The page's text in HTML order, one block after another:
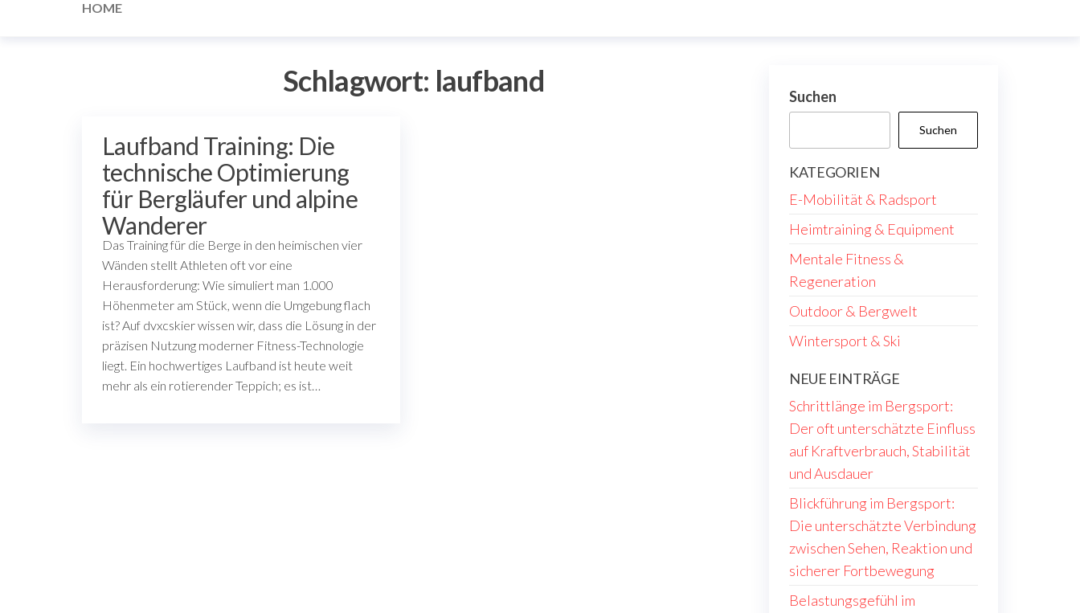
HOME
Schlagwort: laufband
Laufband Training: Die
technische Optimierung
für Bergläufer und alpine
Wanderer
Das Training für die Berge in den heimischen vier
Wänden stellt Athleten oft vor eine
Herausforderung: Wie simuliert man 1.000
Höhenmeter am Stück, wenn die Umgebung flach
ist? Auf dvxcskier wissen wir, dass die Lösung in der
präzisen Nutzung moderner Fitness-Technologie
liegt. Ein hochwertiges Laufband ist heute weit
mehr als ein rotierender Teppich; es ist…
Suchen
Suchen
KATEGORIEN
E-Mobilität & Radsport
Heimtraining & Equipment
Mentale Fitness &
Regeneration
Outdoor & Bergwelt
Wintersport & Ski
NEUE EINTRÄGE
Schrittlänge im Bergsport:
Der oft unterschätzte Einfluss
auf Kraftverbrauch, Stabilität
und Ausdauer
Blickführung im Bergsport:
Die unterschätzte Verbindung
zwischen Sehen, Reaktion und
sicherer Fortbewegung
Belastungsgefühl im